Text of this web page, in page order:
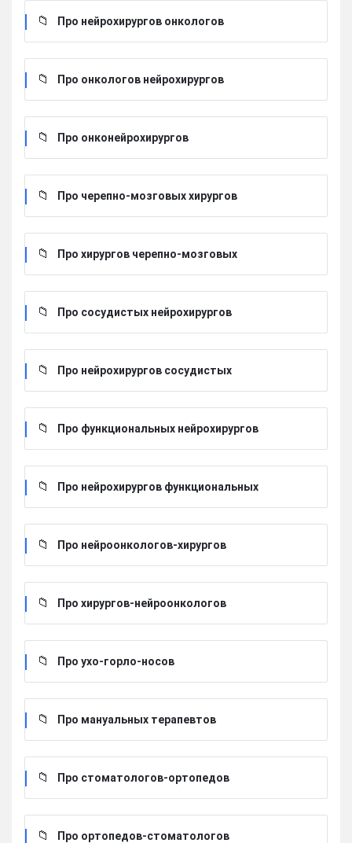
Про нейрохирургов онкологов
Про онкологов нейрохирургов
Про онконейрохирургов
Про черепно-мозговых хирургов
Про хирургов черепно-мозговых
Про сосудистых нейрохирургов
Про нейрохирургов сосудистых
Про функциональных нейрохирургов
Про нейрохирургов функциональных
Про нейроонкологов-хирургов
Про хирургов-нейроонкологов
Про ухо-горло-носов
Про мануальных терапевтов
Про стоматологов-ортопедов
Про ортопедов-стоматологов